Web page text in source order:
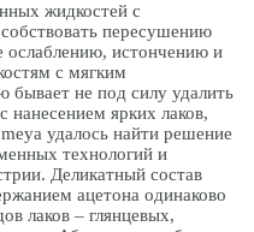
жидкостей с
пересушению
ослаблению, истончению и
с мягким
бывает не под силу удалить
ярких лаков,
удалось найти решение
технологий и
Деликатный состав
ацетона одинаково
лаков – глянцевых,